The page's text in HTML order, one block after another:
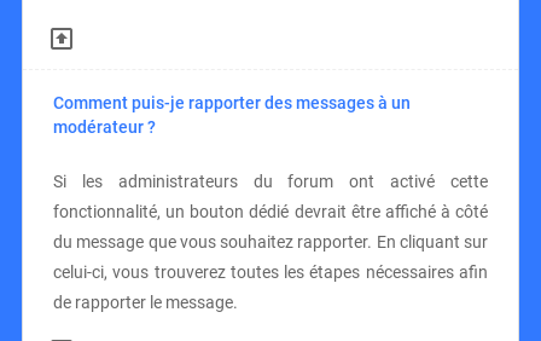
Comment puis-je rapporter des messages à un
modérateur ?
Si les administrateurs du forum ont activé cette
fonctionnalité, un bouton dédié devrait être affiché à côté
du message que vous souhaitez rapporter. En cliquant sur
celui-ci, vous trouverez toutes les étapes nécessaires afin
de rapporter le message.